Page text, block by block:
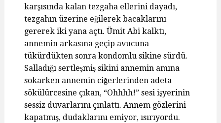
karşısında kalan tezgaha ellerini dayadı,
tezgahın üzerine eğilerek bacaklarını
gererek iki yana açtı. Ümit Abi kalktı,
annemin arkasına geçip avucuna
tükürdükten sonra kondomlu sikine sürdü.
Salladığı sertleşmiş sikini annemin amına
sokarken annemin ciğerlerinden adeta
sökülürcesine çıkan, “Ohhhh!” sesi işyerinin
sessiz duvarlarını çınlattı. Annem gözlerini
kapatmış, dudaklarını emiyor, ısırıyordu.